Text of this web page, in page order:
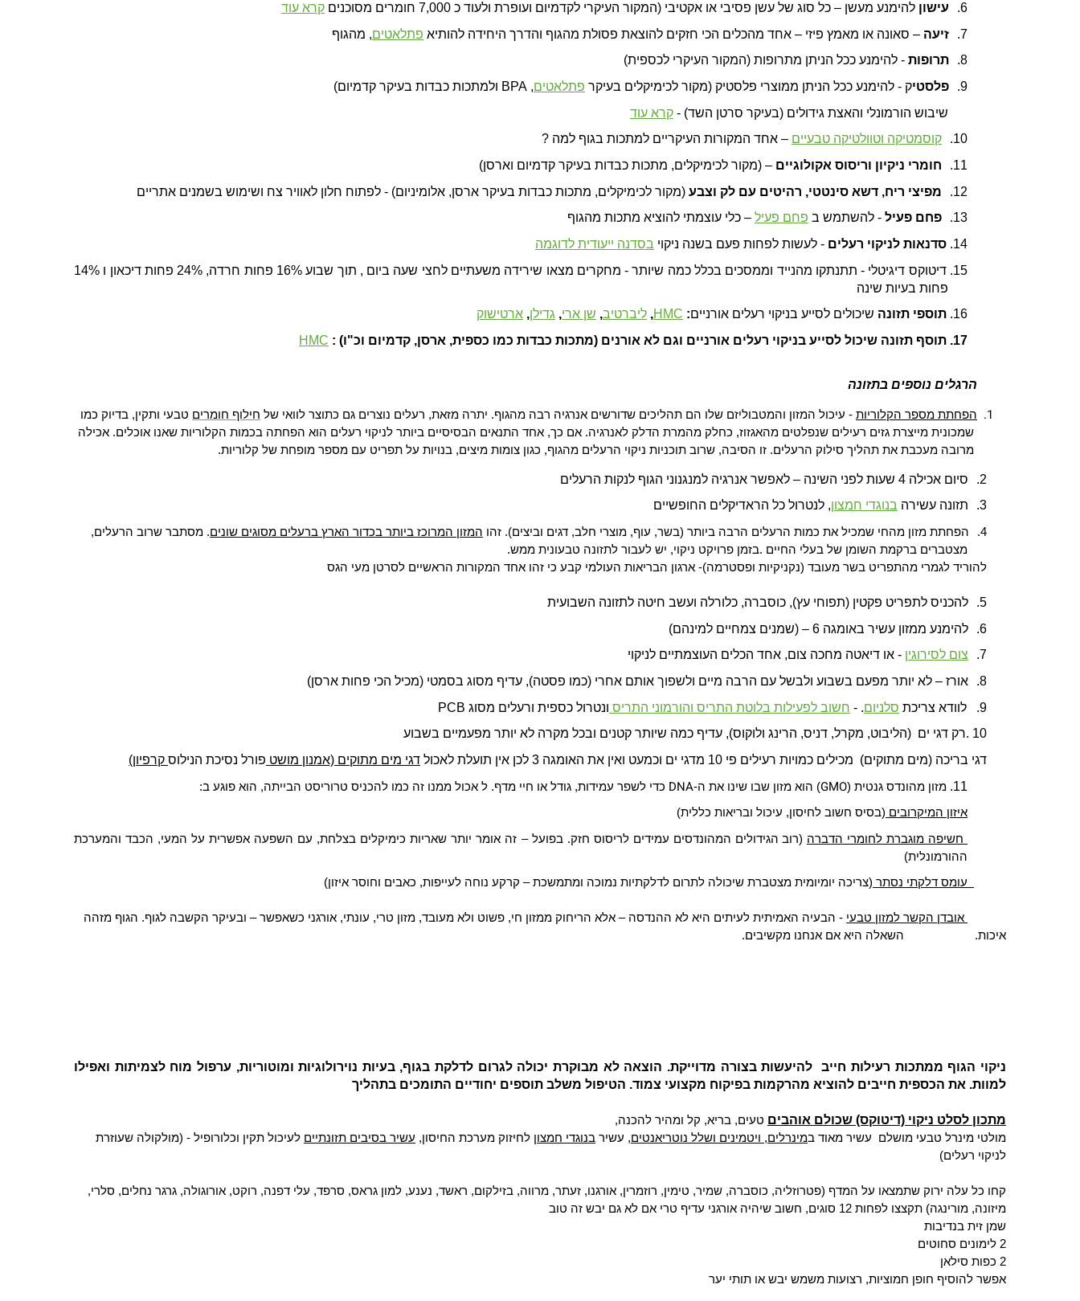
6.
עישון להימנע מעשן – כל סוג של עשן פסיבי או אקטיבי (המקור העיקרי לקדמיום ועופרת ולעוד כ 7,000 חומרים מסוכנים
קרא עוד
7.
זיעה – סאונה או מאמץ פיזי – אחד מהכלים הכי חזקים להוצאת פסולת מהגוף והדרך היחידה להותיא פתלאטים, מהגוף
8.
תרופות - להימנע ככל הניתן מתרופות (המקור העיקרי לכספית)
9.
פלסטיק - להימנע ככל הניתן ממוצרי פלסטיק (מקור לכימיקלים בעיקר פתלאטים, BPA ולמתכות כבדות בעיקר קדמיום)
שיבוש הורמונלי והאצת גידולים (בעיקר סרטן השד) - קרא עוד
10.
קוסמטיקה וטוולטיקה טבעיים – אחד המקורות העיקריים למתכות בגוף למה ?
11.
חומרי ניקיון וריסוס אקולוגיים – (מקור לכימיקלים, מתכות כבדות בעיקר קדמיום וארסן)
12.
מפיצי ריח, דשא סינטטי, רהיטים עם לק וצבע (מקור לכימיקלים, מתכות כבדות בעיקר ארסן, אלומיניום) - לפתוח חלון לאוויר צח ושימוש בשמנים אתריים
13.
פחם פעיל - להשתמש ב פחם פעיל – כלי עוצמתי להוציא מתכות מהגוף
14. סדנאות לניקוי רעלים - לעשות לפחות פעם בשנה ניקוי בסדנה ייעודית לדוגמה
15. דיטוקס דיגיטלי - תתנתקו מהנייד וממסכים בכלל כמה שיותר - מחקרים מצאו שירידה משעתיים לחצי שעה ביום , תוך שבוע 16% פחות חרדה, 24% פחות דיכאון ו 14%
פחות בעיות שינה
16. תוספי תזונה שיכולים לסייע בניקוי רעלים אורניים:
HMC
, ליברטיב, שן ארי, גדילן, ארטישוק
17. תוסף תזונה שיכול לסייע בניקוי רעלים אורניים וגם לא אורנים (מתכות כבדות כמו כספית, ארסן, קדמיום וכ"ו) :
HMC
הרגלים נוספים בתזונה
הפחתת מספר הקלוריות - עיכול המזון והמטבוליזם שלו הם תהליכים שדורשים אנרגיה רבה מהגוף. יתרה מזאת, רעלים נוצרים גם כתוצר לוואי של חילוף חומרים טבעי ותקין, בדיוק כמו
שמכונית מייצרת גזים רעילים שנפלטים מהאגזוז, כחלק מהמרת הדלק לאנרגיה. אם כך, אחד התנאים הבסיסיים ביותר לניקוי רעלים הוא הפחתה בכמות הקלוריות שאנו אוכלים. אכילה
מרובה מעכבת את תהליך סילוק הרעלים. זו הסיבה, שרוב תוכניות ניקוי הרעלים מהגוף, כגון צומות מיצים, בנויות על תפריט עם מספר מופחת של קלוריות.
2.
סיום אכילה 4 שעות לפני השינה – לאפשר אנרגיה למנגנוני הגוף לנקות הרעלים
3.
תזונה עשירה בנוגדי חמצון, לנטרול כל הראדיקלים החופשיים
4.
הפחתת מזון מהחי שמכיל את כמות הרעלים הרבה ביותר (בשר, עוף, מוצרי חלב, דגים וביצים). זהו המזון המרוכז ביותר בכדור הארץ ברעלים מסוגים שונים. מסתבר שרוב הרעלים,
מצטברים ברקמת השומן של בעלי החיים .בזמן פרויקט ניקוי, יש לעבור לתזונה טבעונית ממש.
להוריד לגמרי מהתפריט בשר מעובד (נקניקיות ופסטרמה)- ארגון הבריאות העולמי קבע כי זהו אחד המקורות הראשיים לסרטן מעי הגס
5.
להכניס לתפריט פקטין (תפוחי עץ), כוסברה, כלורלה ועשב חיטה לתזונה השבועית
6.
להימנע ממזון עשיר באומגה 6 – (שמנים צמחיים למינהם)
7.
צום לסירוגין - או דיאטה מחכה צום, אחד הכלים העוצמתיים לניקוי
8.
אורז – לא יותר מפעם בשבוע ולבשל עם הרבה מיים ולשפוך אותם אחרי (כמו פסטה), עדיף מסוג בסמטי (מכיל הכי פחות ארסן)
9.
לוודא צריכת סלניום.
- חשוב לפעילות בלוטת התריס והורמוני התריס ונטרול כספית ורעלים מסוג PCB
. 10רק דגי ים (הליבוט, מקרל, דניס, הרינג ולוקוס), עדיף כמה שיותר קטנים ובכל מקרה לא יותר מפעמיים בשבוע
דגי בריכה (מים מתוקים) מכילים כמויות רעילים פי 10 מדגי ים וכמעט ואין את האומגה 3 לכן אין תועלת לאכול
דגי מים מתוקים (אמנון מושט פורל נסיכת הנילוס קרפיון)
11. מזון מהונדס גנטית (GMO) הוא מזון שבו שינו את ה-DNA כדי לשפר עמידות, גודל או חיי מדף. ל אכול ממנו זה כמו להכניס טרוריסט הבייתה, הוא פוגע ב:
איזון המיקרובים (בסיס חשוב לחיסון, עיכול ובריאות כללית)
חשיפה מוגברת לחומרי הדברה (רוב הגידולים המהונדסים עמידים לריסוס חזק. בפועל – זה אומר יותר שאריות כימיקלים בצלחת, עם השפעה אפשרית על המעי, הכבד והמערכת
ההורמונלית)
עומס דלקתי נסתר (צריכה יומיומית מצטברת שיכולה לתרום לדלקתיות נמוכה ומתמשכת – קרקע נוחה לעייפות, כאבים וחוסר איזון)
אובדן הקשר למזון טבעי - הבעיה האמיתית לעיתים היא לא ההנדסה – אלא הריחוק ממזון חי, פשוט ולא מעובד, מזון טרי, עונתי, אורגני כשאפשר – ובעיקר הקשבה לגוף. הגוף מזהה
איכות. השאלה היא אם אנחנו מקשיבים.
ניקוי הגוף ממתכות רעילות חייב להיעשות בצורה מדוייקת. הוצאה לא מבוקרת יכולה לגרום לדלקת בגוף, בעיות נוירולוגיות ומוטוריות, ערפול מוח לצמיתות ואפילו
למוות. את הכספית חייבים להוציא מהרקמות בפיקוח מקצועי צמוד. הטיפול משלב תוספים יחודיים התומכים בתהליך
מתכון לסלט ניקוי (דיטוקס) שכולם אוהבים טעים, בריא, קל ומהיר להכנה,
מולטי מינרל טבעי מושלם עשיר מאוד במינרלים, ויטמינים ושלל נוטריאנטים, עשיר בנוגדי חמצון לחיזוק מערכת החיסון, עשיר בסיבים תזונתיים לעיכול תקין וכלורופיל - (מולקולה שעוזרת
לניקוי רעלים)
קחו כל עלה ירוק שתמצאו על המדף (פטרוזליה, כוסברה, שמיר, טימין, רוזמרין, אורגנו, זעתר, מרווה, בזילקום, ראשד, נענע, למון גראס, סרפד, עלי דפנה, רוקט, אורוגולה, גרגר נחלים, סלרי,
מיזונה, מורינגה) תקצצו לפחות 12 סוגים, חשוב שיהיה אורגני עדיף טרי אם לא גם יבש זה טוב
שמן זית בנדיבות
2 לימונים סחוטים
2 כפות סילאן
אפשר להוסיף חופן חמוציות, רצועות משמש יבש או תותי יער